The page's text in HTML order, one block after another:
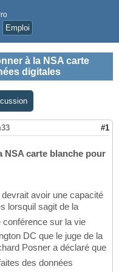
Emploi
à la NSA carte
digitales
#1
NSA carte blanche pour
avoir une capacité
sagit de la
conférence sur la vie
DC que le juge de la
Posner a déclaré que
des données